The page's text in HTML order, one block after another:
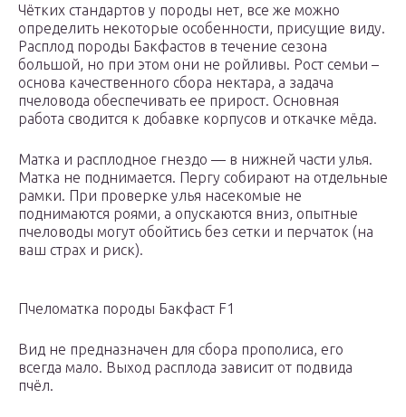
Чётких стандартов у породы нет, все же можно
определить некоторые особенности, присущие виду.
Расплод породы Бакфастов в течение сезона
большой, но при этом они не ройливы. Рост семьи –
основа качественного сбора нектара, а задача
пчеловода обеспечивать ее прирост. Основная
работа сводится к добавке корпусов и откачке мёда.
Матка и расплодное гнездо — в нижней части улья.
Матка не поднимается. Пергу собирают на отдельные
рамки. При проверке улья насекомые не
поднимаются роями, а опускаются вниз, опытные
пчеловоды могут обойтись без сетки и перчаток (на
ваш страх и риск).
Пчеломатка породы Бакфаст F1
Вид не предназначен для сбора прополиса, его
всегда мало. Выход расплода зависит от подвида
пчёл.